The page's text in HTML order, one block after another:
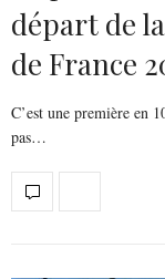
départ de
de France
C’est une première en
pas…